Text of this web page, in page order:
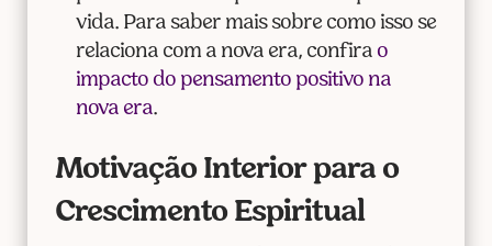
vida. Para saber mais sobre como isso se
relaciona com a nova era, confira o
impacto do pensamento positivo na
nova era.
Motivação Interior para o
Crescimento Espiritual